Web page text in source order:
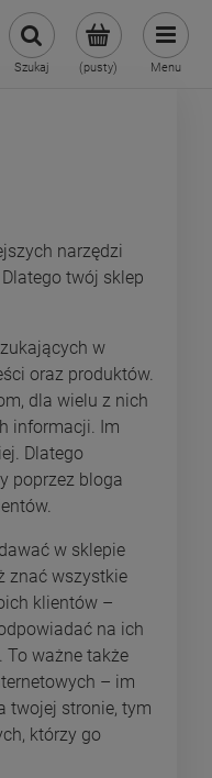
(pusty)
Szukaj Menu
narzędzi
twój sklep
w
oraz produktów.
dla wielu z nich
informacji. Im
Dlatego
poprzez bloga
w sklepie
znać wszystkie
klientów –
na ich
To ważne także
– im
twojej stronie, tym
którzy go